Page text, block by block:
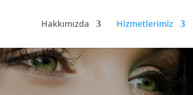
Hakkımızda Hizmetlerimiz